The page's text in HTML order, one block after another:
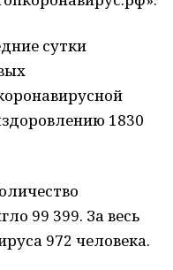
сутки
1830
99 399. За весь
972 человека.